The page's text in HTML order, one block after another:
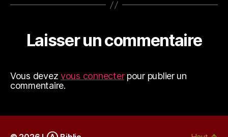
Laisser un commentaire
Vous devezvous connecterpour publier un
commentaire.